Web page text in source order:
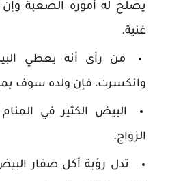
يصلح له أموره الصعبة
غنية.
من رأى أنه يعطي
وانكسرت، فإن ولده سوف
البيض الكثير في
الزواج.
تدل رؤية أكل صفار